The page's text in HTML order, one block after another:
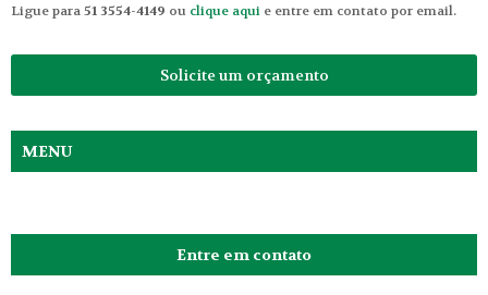
Ligue para51 3554-4149 ou clique aqui e entre em contato por email.
Solicite um orçamento
MENU
Entre em contato